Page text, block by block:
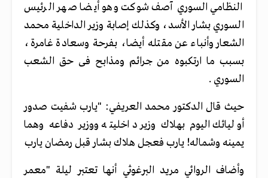
النظامي السوري آصف شوكت وهو أيضا صهر الرئيس
السوري بشار الأسد، وكذلك إصابة وزير الداخلية محمد
الشعار وأنباء عن مقتله أيضا، بفرحة وسعادة غامرة،
بسبب ما ارتكبوه من جرائم ومذابح فى حق الشعب
السوري .
حيث قال الدكتور محمد العريفي: "يارب شفيت صدور
أوليائك اليوم بهلاك وزير داخليته ووزير دفاعه وهما
يمينه وشماله! يارب فعجل هلاك بشار‏ قبل رمضان يارب
وأضاف الروائي مريد البرغوثي أنها تعتبر ليلة "معمر